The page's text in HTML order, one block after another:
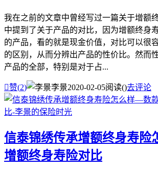
我在之前的文章中曾经写过一篇关于增额
中提到了关于产品的对比，因为增额终身
的产品，看的就是现金价值，对比可以很
的区别，从而分辨出产品的性价比。然而
产品的全部，特别是对于占...
赞(2) 李景2020-02-05阅读()去评论
信泰锦绣传承增额终身寿
增额终身寿险对比